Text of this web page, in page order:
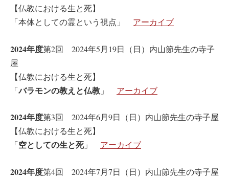
【仏教における生と死】
「本体としての霊という視点」 アーカイブ
2024年度第2回 2024年5月19日（日）内山節先生の寺子
屋
【仏教における生と死】
「バラモンの教えと仏教 」 アーカイブ
2024年度第3回 2024年6月9日（日）内山節先生の寺子屋
【仏教における生と死】
「空としての生と死」 アーカイブ
2024年度第4回 2024年7月7日（日）内山節先生の寺子屋